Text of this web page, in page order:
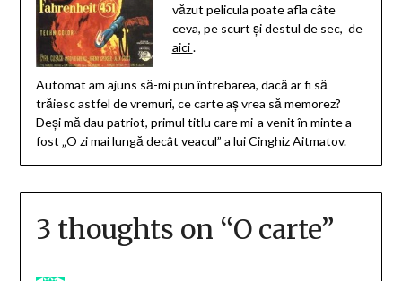
văzut pelicula poate afla câte
ceva, pe scurt şi destul de sec, de
aici.
Automat am ajuns să-mi pun întrebarea, dacă ar fi să
trăiesc astfel de vremuri, ce carte aş vrea să memorez?
Deşi mă dau patriot, primul titlu care mi-a venit în minte a
fost „O zi mai lungă decât veacul” a lui Cinghiz Aitmatov.
3 thoughts on “O carte”